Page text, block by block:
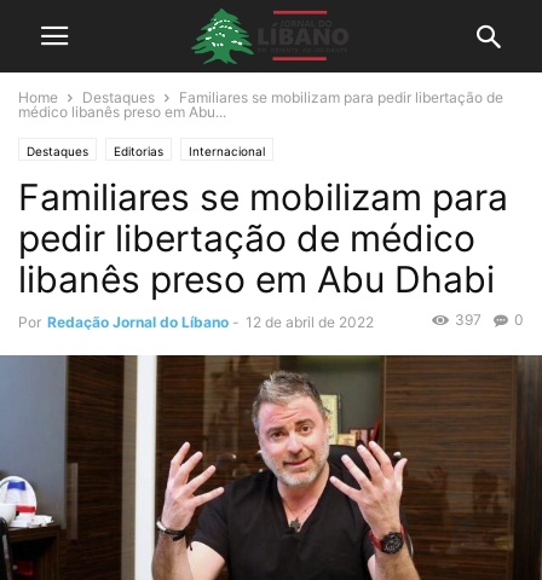
Home Destaques
Familiares se mobilizam para pedir libertação de
médico libanês preso em Abu...
Destaques Editorias Internacional
Familiares se mobilizam para
pedir libertação de médico
libanês preso em Abu Dhabi
Por Redação Jornal do Líbano - 12 de abril de 2022 0
397